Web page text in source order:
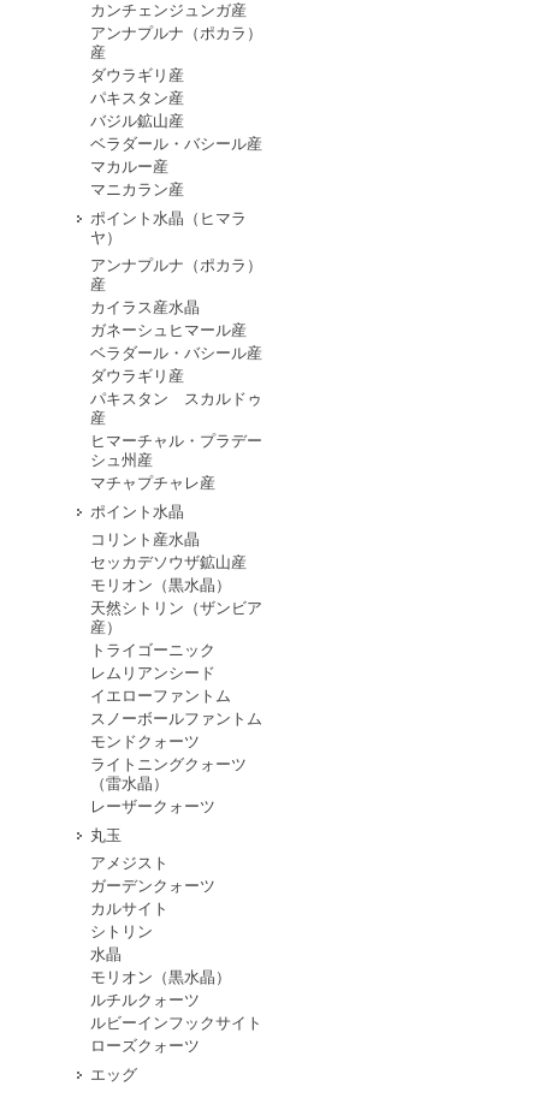
カンチェンジュンガ産
アンナプルナ（ポカラ）
産
ダウラギリ産
パキスタン産
バジル鉱山産
ベラダール・バシール産
マカルー産
マニカラン産
ポイント水晶（ヒマラ
ヤ）
アンナプルナ（ポカラ）
産
カイラス産水晶
ガネーシュヒマール産
ベラダール・バシール産
ダウラギリ産
パキスタン スカルドゥ
産
ヒマーチャル・プラデー
シュ州産
マチャプチャレ産
ポイント水晶
コリント産水晶
セッカデソウザ鉱山産
モリオン（黒水晶）
天然シトリン（ザンビア
産）
トライゴーニック
レムリアンシード
イエローファントム
スノーボールファントム
モンドクォーツ
ライトニングクォーツ
（雷水晶）
レーザークォーツ
丸玉
アメジスト
ガーデンクォーツ
カルサイト
シトリン
水晶
モリオン（黒水晶）
ルチルクォーツ
ルビーインフックサイト
ローズクォーツ
エッグ